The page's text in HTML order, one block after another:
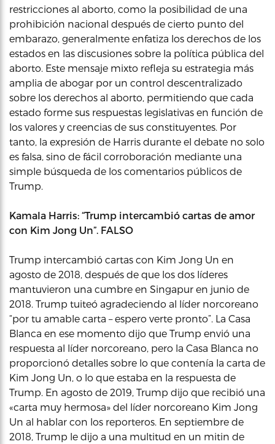
restricciones al aborto, como la posibilidad de una
prohibición nacional después de cierto punto del
embarazo, generalmente enfatiza los derechos de los
estados en las discusiones sobre la política pública del
aborto. Este mensaje mixto refleja su estrategia más
amplia de abogar por un control descentralizado
sobre los derechos al aborto, permitiendo que cada
estado forme sus respuestas legislativas en función de
los valores y creencias de sus constituyentes. Por
tanto, la expresión de Harris durante el debate no solo
es falsa, sino de fácil corroboración mediante una
simple búsqueda de los comentarios públicos de
Trump.
Kamala Harris: “Trump intercambió cartas de amor
con Kim Jong Un”. FALSO
Trump intercambió cartas con Kim Jong Un en
agosto de 2018, después de que los dos líderes
mantuvieron una cumbre en Singapur en junio de
2018. Trump tuiteó agradeciendo al líder norcoreano
“por tu amable carta – espero verte pronto”. La Casa
Blanca en ese momento dijo que Trump envió una
respuesta al líder norcoreano, pero la Casa Blanca no
proporcionó detalles sobre lo que contenía la carta de
Kim Jong Un, o lo que estaba en la respuesta de
Trump. En agosto de 2019, Trump dijo que recibió una
«carta muy hermosa» del líder norcoreano Kim Jong
Un al hablar con los reporteros. En septiembre de
2018, Trump le dijo a una multitud en un mitin de